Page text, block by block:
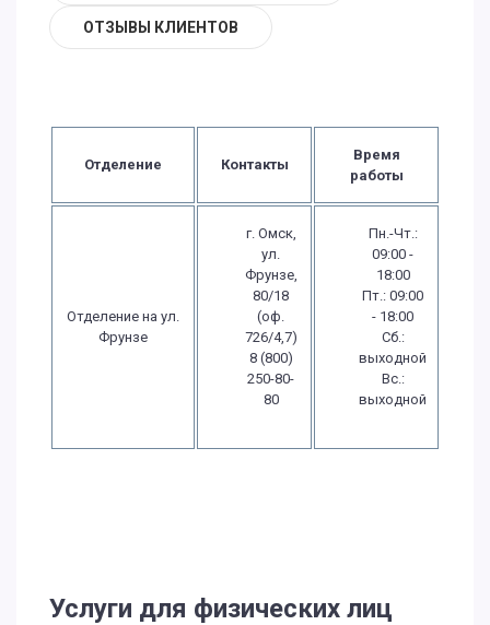
ОТЗЫВЫ КЛИЕНТОВ
Отделение Контакты
Время
работы
Отделение на ул.
Фрунзе
г. Омск,
ул.
Фрунзе,
80/18
(оф.
726/4,7)
8 (800)
250-80-
80
Пн.-Чт.:
09:00 -
18:00
Пт.: 09:00
- 18:00
Сб.:
выходной
Вс.:
выходной
Услуги для физических лиц